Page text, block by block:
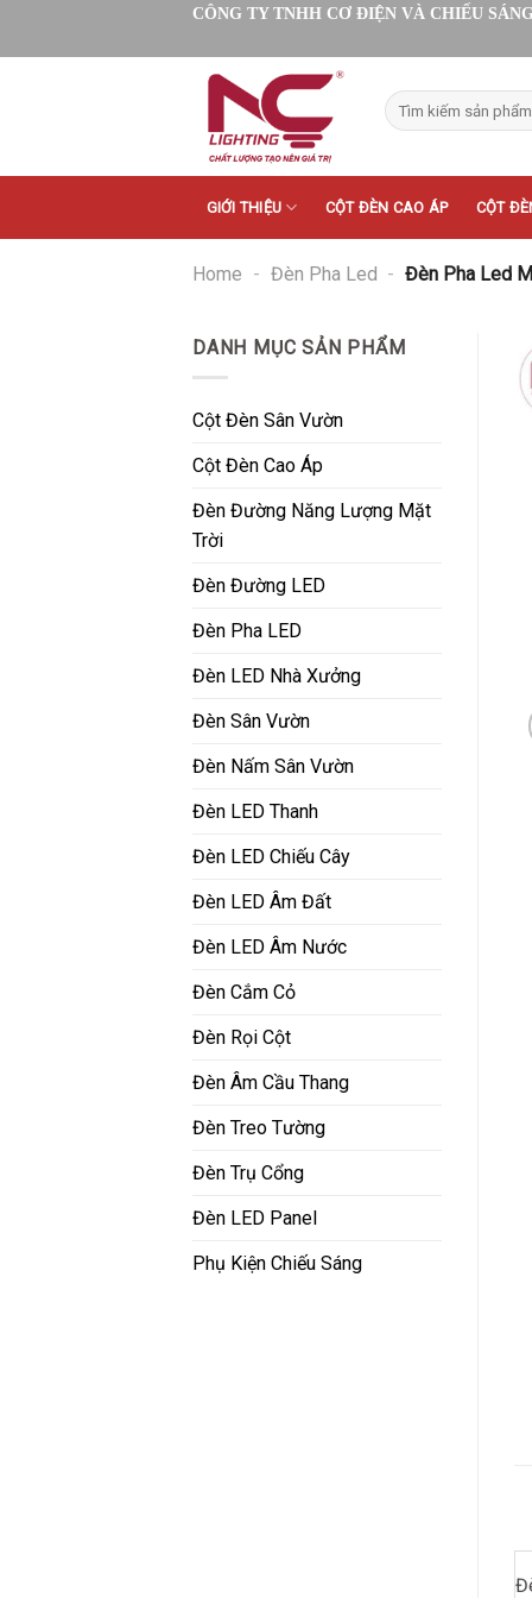
CÔNG TY TNHH CƠ ĐIỆN VÀ CHIẾU
Tìm
kiếm:
GIỚI THIỆU CỘT ĐÈN CAO ÁP CỘT
Home - Đèn Pha Led - Đèn Pha Led
DANH MỤC SẢN PHẨM
Cột Đèn Sân Vườn
Cột Đèn Cao Áp
Đèn Đường Năng Lượng Mặt
Trời
Đèn Đường LED
Đèn Pha LED
Đèn LED Nhà Xưởng
Đèn Sân Vườn
Đèn Nấm Sân Vườn
Đèn LED Thanh
Đèn LED Chiếu Cây
Đèn LED Âm Đất
Đèn LED Âm Nước
Đèn Cắm Cỏ
Đèn Rọi Cột
Đèn Âm Cầu Thang
Đèn Treo Tường
Đèn Trụ Cổng
Đèn LED Panel
Phụ Kiện Chiếu Sáng